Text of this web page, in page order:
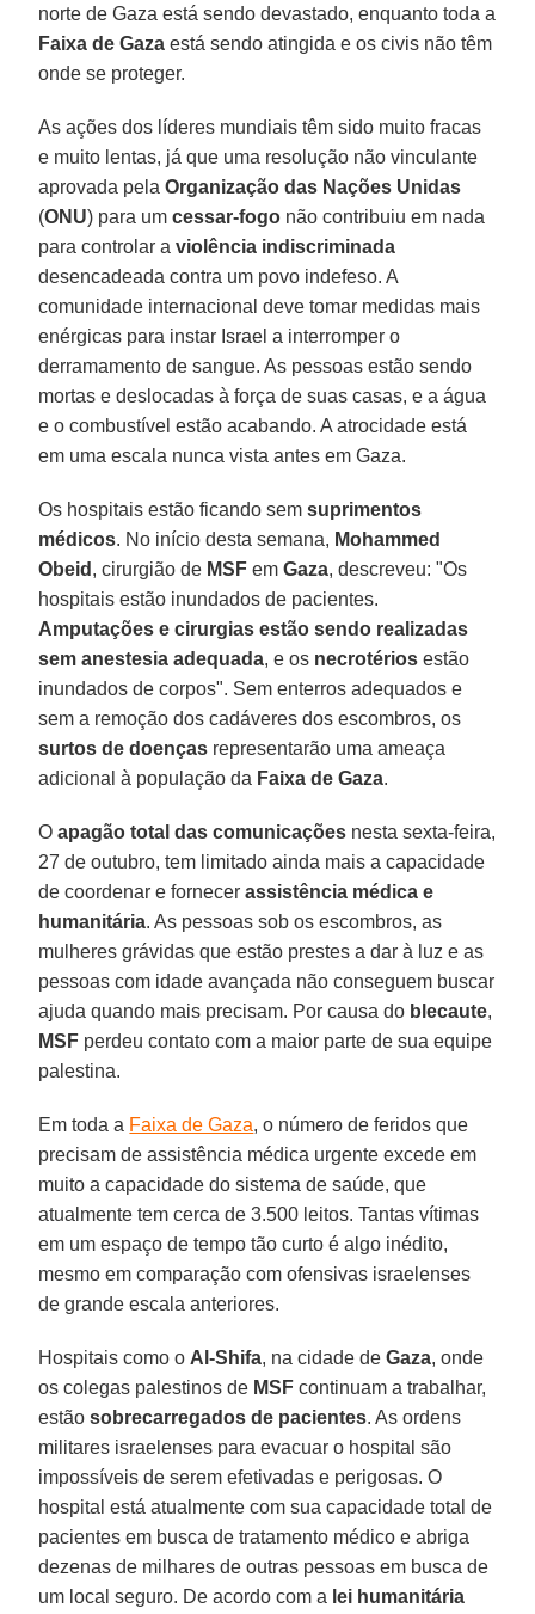
norte de Gaza está sendo devastado, enquanto toda a
Faixa de Gaza está sendo atingida e os civis não têm
onde se proteger.
As ações dos líderes mundiais têm sido muito fracas
e muito lentas, já que uma resolução não vinculante
aprovada pelaOrganização das Nações Unidas
(ONU) para umcessar-fogo não contribuiu em nada
para controlar aviolência indiscriminada
desencadeada contra um povo indefeso. A
comunidade internacional deve tomar medidas mais
enérgicas para instar Israel a interromper o
derramamento de sangue. As pessoas estão sendo
mortas e deslocadas à força de suas casas, e a água
e o combustível estão acabando. A atrocidade está
em uma escala nunca vista antes em Gaza.
Os hospitais estão ficando semsuprimentos
médicos. No início desta semana, Mohammed
Obeid , cirurgião de MSF emGaza, descreveu: "Os
hospitais estão inundados de pacientes.
Amputações e cirurgias estão sendo realizadas
sem anestesia adequada, e os necrotérios estão
inundados de corpos". Sem enterros adequados e
sem a remoção dos cadáveres dos escombros, os
surtos de doenças representarão uma ameaça
adicional à população da Faixa de Gaza.
Oapagão total das comunicações nesta sexta-feira,
27 de outubro, tem limitado ainda mais a capacidade
de coordenar e fornecerassistência médica e
humanitária. As pessoas sob os escombros, as
mulheres grávidas que estão prestes a dar à luz e as
pessoas com idade avançada não conseguem buscar
ajuda quando mais precisam. Por causa do blecaute,
MSF perdeu contato com a maior parte de sua equipe
palestina.
Em toda a Faixa de Gaza, o número de feridos que
precisam de assistência médica urgente excede em
muito a capacidade do sistema de saúde, que
atualmente tem cerca de 3.500 leitos. Tantas vítimas
em um espaço de tempo tão curto é algo inédito,
mesmo em comparação com ofensivas israelenses
de grande escala anteriores.
Hospitais como o Al-Shifa, na cidade deGaza, onde
os colegas palestinos de MSF continuam a trabalhar,
estãosobrecarregados de pacientes. As ordens
militares israelenses para evacuar o hospital são
impossíveis de serem efetivadas e perigosas. O
hospital está atualmente com sua capacidade total de
pacientes em busca de tratamento médico e abriga
dezenas de milhares de outras pessoas em busca de
um local seguro. De acordo com a lei humanitária